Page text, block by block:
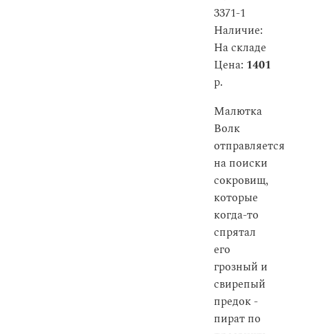
3371-1
Наличие:
На складе
Цена: 1401
р.
Малютка
Волк
отправляется
на поиски
сокровищ,
которые
когда-то
спрятал
его
грозный и
свирепый
предок -
пират по